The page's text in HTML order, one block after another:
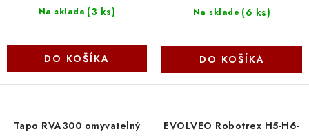
Na sklade (3 ks)
DO KOŠÍKA
Na sklade (6 ks)
DO KOŠÍKA
Tapo RVA300 omyvatelný
EVOLVEO Robotrex H5-H6-